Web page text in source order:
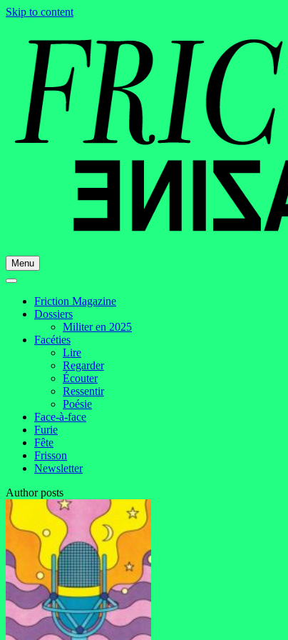
Skip to content
Menu
Friction Magazine
Dossiers
Militer en 2025
Facéties
Lire
Regarder
Écouter
Ressentir
Poésie
Face-à-face
Furie
Fête
Frisson
Newsletter
Author posts